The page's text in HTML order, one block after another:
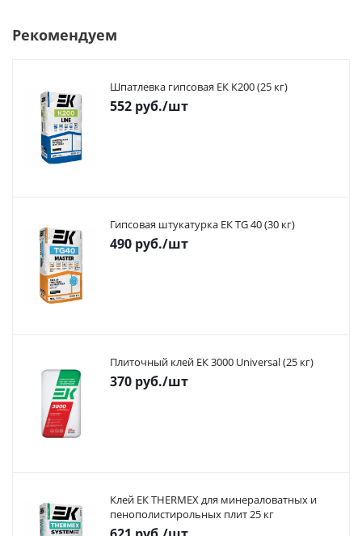
Рекомендуем
Шпатлевка гипсовая ЕК К200 (25 кг)
552 руб./шт
Гипсовая штукатурка ЕК TG 40 (30 кг)
490 руб./шт
Плиточный клей ЕК 3000 Universal (25 кг)
370 руб./шт
Клей ЕК THERMEX для минераловатных и
пенополистирольных плит 25 кг